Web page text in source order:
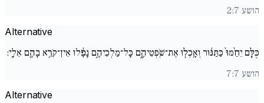
הושע 2:7
Alternative
כֻּלָּ֚ם יֵחַ֙מּוּ֙ כַּתַּנּ֔וּר וְאָֽכְל֖וּ אֶת־שֹֽׁפְטֵיהֶ֑ם כָּל־מַלְכֵיהֶ֣ם נָפָ֔לוּ אֵין־קֹרֵ֥א בָהֶ֖ם אֵלָֽי:
הושע 7:7
Alternative